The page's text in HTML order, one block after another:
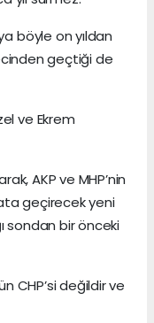
böyle on yıldan
geçtiği de
ve Ekrem
AKP ve MHP’nin
geçirecek yeni
sondan bir önceki
CHP’si değildir ve